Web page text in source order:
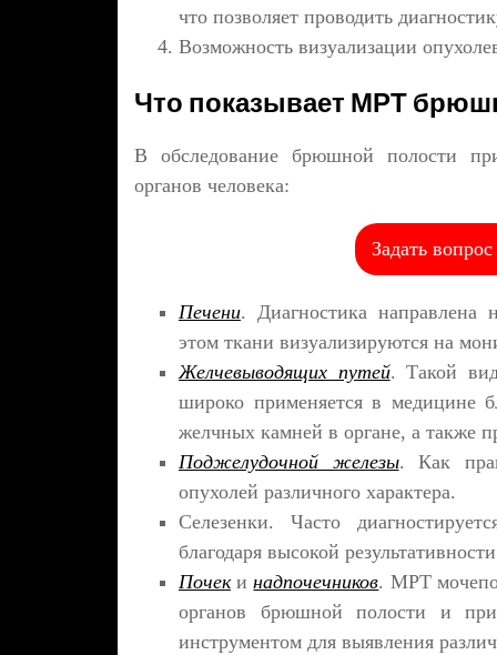
что позволяет проводить
Возможность визуализации
Что показывает МРТ
В обследование брюшной полости
органов человека:
Задать
Печени. Диагностика направлена
этом ткани визуализируются на
Желчевыводящих путей. Такой
широко применяется в медицине
желчных камней в органе, а также
Поджелудочной железы. Как
опухолей различного характера.
Селезенки. Часто
благодаря высокой
Почекинадпочечников. МРТ
органов брюшной полости и
инструментом для выявления